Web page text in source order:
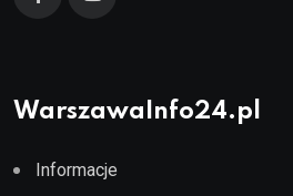
WarszawaInfo24.pl
Informacje